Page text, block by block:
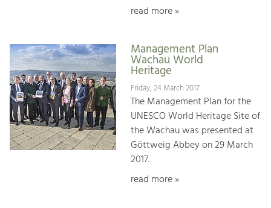
read more »
Management Plan
Wachau World
Heritage
Friday, 24 March 2017
The Management Plan for the
UNESCO World Heritage Site of
the Wachau was presented at
Göttweig Abbey on 29 March
2017.
read more »